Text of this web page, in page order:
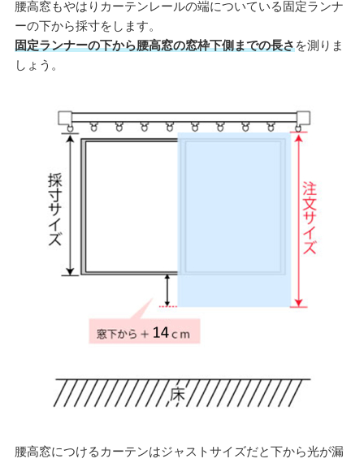
腰高窓もやはりカーテンレールの端についている固定ランナ
ーの下から採寸をします。
固定ランナーの下から腰高窓の窓枠下側までの長さを測りま
しょう。
腰高窓につけるカーテンはジャストサイズだと下から光が漏